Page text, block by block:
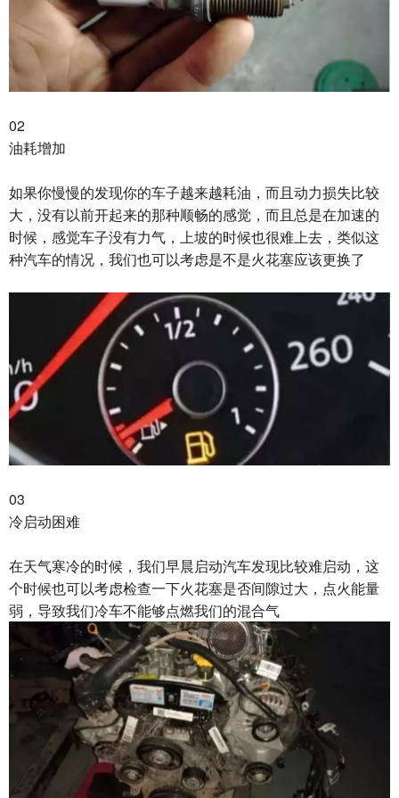
02
油耗增加
如果你慢慢的发现你的车子越来越耗油，而且动力损失比较
大，没有以前开起来的那种顺畅的感觉，而且总是在加速的
时候，感觉车子没有力气，上坡的时候也很难上去，类似这
种汽车的情况，我们也可以考虑是不是火花塞应该更换了
03
冷启动困难
在天气寒冷的时候，我们早晨启动汽车发现比较难启动，这
个时候也可以考虑检查一下火花塞是否间隙过大，点火能量
弱，导致我们冷车不能够点燃我们的混合气